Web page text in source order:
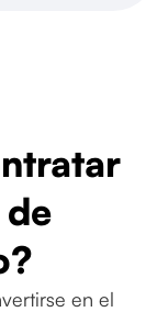
en el